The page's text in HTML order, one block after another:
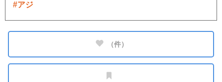
#アジ
（件）